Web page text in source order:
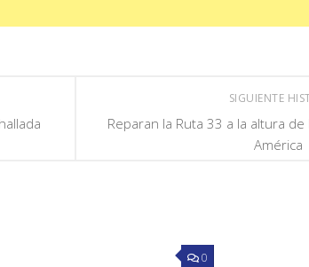
SIGUIENTE
Reparan la Ruta 33 a la altura de
América
0